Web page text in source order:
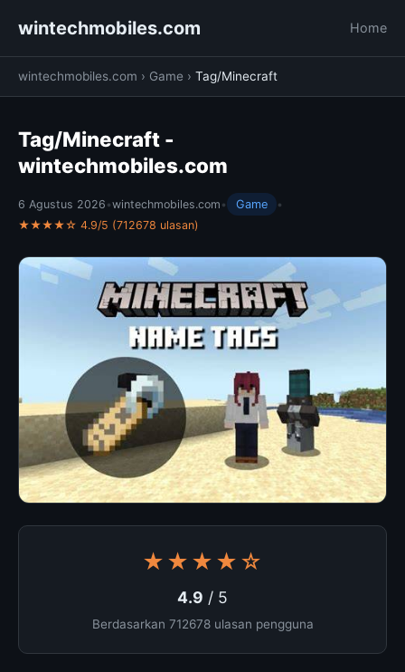
wintechmobiles.com Home
wintechmobiles.com › Game › Tag/Minecraft
Tag/Minecraft -
wintechmobiles.com
6 Agustus 2026 •wintechmobiles.com • Game
•
★★★★☆ 4.9/5 (712678 ulasan)
★★★★☆
4.9 / 5
Berdasarkan 712678 ulasan pengguna